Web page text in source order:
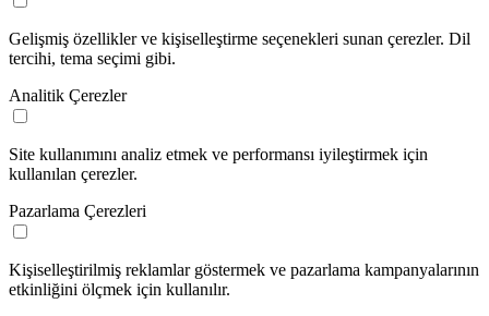
Gelişmiş özellikler ve kişiselleştirme seçenekleri sunan çerezler. Dil
tercihi, tema seçimi gibi.
Analitik Çerezler
Site kullanımını analiz etmek ve performansı iyileştirmek için
kullanılan çerezler.
Pazarlama Çerezleri
Kişiselleştirilmiş reklamlar göstermek ve pazarlama kampanyalarının
etkinliğini ölçmek için kullanılır.